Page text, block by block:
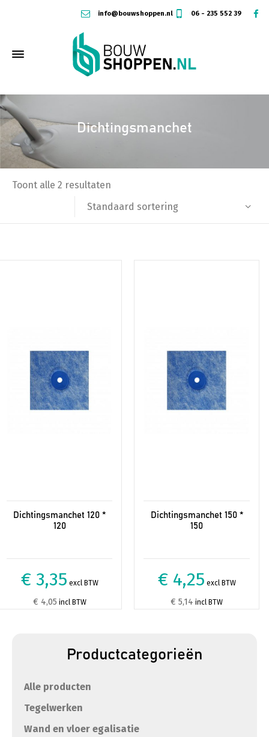
info@bouwshoppen.nl 06 - 235 552 39
Dichtingsmanchet
Toont alle 2 resultaten
Standaard sortering
Dichtingsmanchet 120 *
120
€ 3,35 excl BTW
€ 4,05 incl BTW
Dichtingsmanchet 150 *
150
€ 4,25 excl BTW
€ 5,14 incl BTW
Productcategorieën
Alle producten
Tegelwerken
Wand en vloer egalisatie